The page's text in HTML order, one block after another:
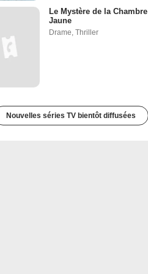
Le Mystère de la Chambre
Jaune
Drame Thriller
Nouvelles séries TV bientôt diffusées